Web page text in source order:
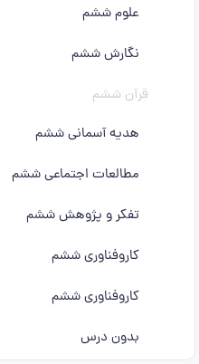
علوم ششم
نگارش ششم
قرآن ششم
هدیه آسمانی ششم
مطالعات اجتماعی ششم
تفکر و پژوهش ششم
کاروفناوری ششم
کاروفناوری ششم
بدون درس